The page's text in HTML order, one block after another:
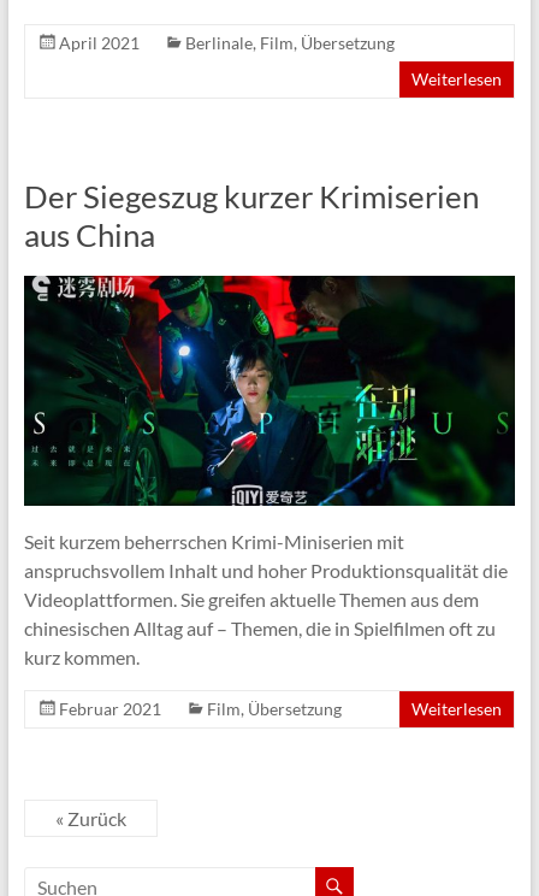
April 2021 Berlinale, Film, Übersetzung
Weiterlesen
Der Siegeszug kurzer Krimiserien
aus China
Seit kurzem beherrschen Krimi-Miniserien mit
anspruchsvollem Inhalt und hoher Produktionsqualität die
Videoplattformen. Sie greifen aktuelle Themen aus dem
chinesischen Alltag auf – Themen, die in Spielfilmen oft zu
kurz kommen.
Februar 2021 Film, Übersetzung Weiterlesen
« Zurück